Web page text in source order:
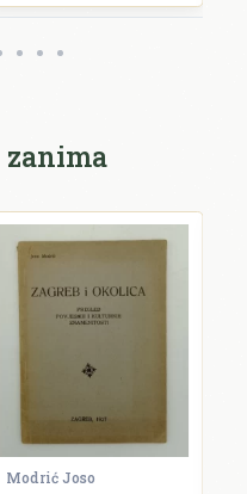
zanima
Modrić Joso